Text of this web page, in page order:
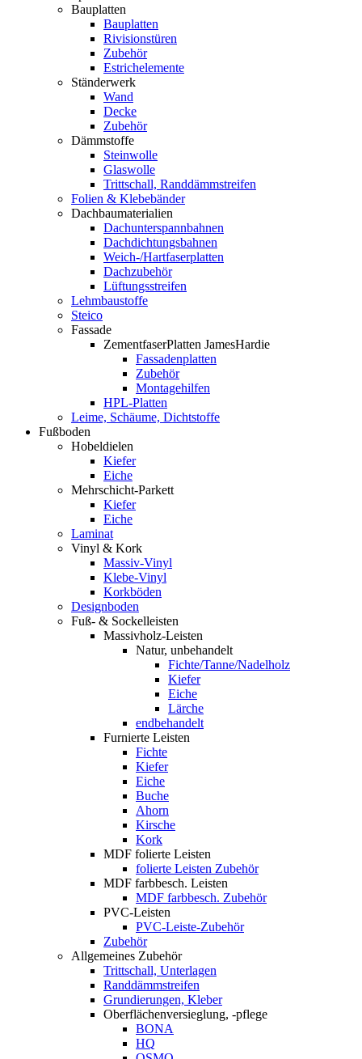
Bauplatten
Bauplatten
Rivisionstüren
Zubehör
Estrichelemente
Ständerwerk
Wand
Decke
Zubehör
Dämmstoffe
Steinwolle
Glaswolle
Trittschall, Randdämmstreifen
Folien & Klebebänder
Dachbaumaterialien
Dachunterspannbahnen
Dachdichtungsbahnen
Weich-/Hartfaserplatten
Dachzubehör
Lüftungsstreifen
Lehmbaustoffe
Steico
Fassade
ZementfaserPlatten JamesHardie
Fassadenplatten
Zubehör
Montagehilfen
HPL-Platten
Leime, Schäume, Dichtstoffe
Fußboden
Hobeldielen
Kiefer
Eiche
Mehrschicht-Parkett
Kiefer
Eiche
Laminat
Vinyl & Kork
Massiv-Vinyl
Klebe-Vinyl
Korkböden
Designboden
Fuß- & Sockelleisten
Massivholz-Leisten
Natur, unbehandelt
Fichte/Tanne/Nadelholz
Kiefer
Eiche
Lärche
endbehandelt
Furnierte Leisten
Fichte
Kiefer
Eiche
Buche
Ahorn
Kirsche
Kork
MDF folierte Leisten
folierte Leisten Zubehör
MDF farbbesch. Leisten
MDF farbbesch. Zubehör
PVC-Leisten
PVC-Leiste-Zubehör
Zubehör
Allgemeines Zubehör
Trittschall, Unterlagen
Randdämmstreifen
Grundierungen, Kleber
Oberflächenversieglung, -pflege
BONA
HQ